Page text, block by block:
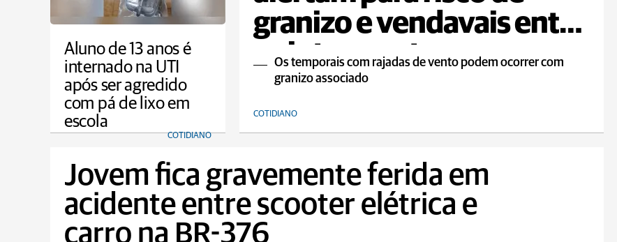
granizo e vendavais entre
quinta e sexta
Os temporais com rajadas de vento podem ocorrer com
granizo associado
COTIDIANO
Aluno de 13 anos é
internado na UTI
após ser agredido
com pá de lixo em
escola
COTIDIANO
Jovem fica gravemente ferida em
acidente entre scooter elétrica e
carro na BR-376